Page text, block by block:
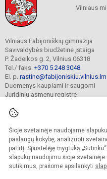
Šioje svetainėje naudojame
paslaugų kokybę, analizuoti
patirtį. Spustelėję mygtuką
slapukų naudojimu šioje
sutikimus, prašome apsilankyti
Vilniaus
Vilniaus Fabijoniškių gimnazija
Savivaldybės biudžetinė įstaiga
P. Žadeikos g. 2, Vilnius 06318
Tel./ faks. +370 5 248 3048
El. p.
Duomenys kaupiami ir saugomi
Juridinių asmenų registre
© 2025. Vilniaus Fabijoniškių
Kopijuoti turinį be raštiško įstaigos
Prieinamumo